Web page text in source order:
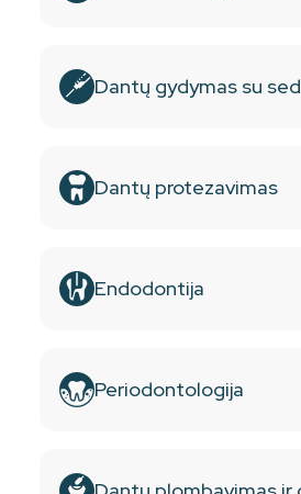
Dantų gydymas su
Dantų protezavimas
Endodontija
Periodontologija